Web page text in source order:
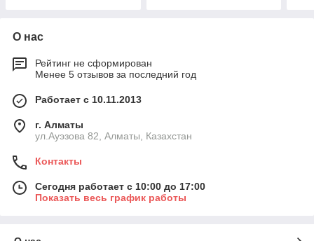
О нас
Рейтинг не сформирован
Менее 5 отзывов за последний год
Работает с 10.11.2013
г. Алматы
ул.Ауэзова 82, Алматы, Казахстан
Контакты
Сегодня работает с 10:00 до 17:00
Показать весь график работы